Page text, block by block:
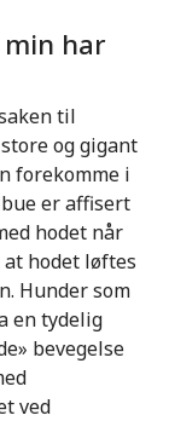
min har
til
og gigant
forekomme i
er affisert
hodet når
hodet løftes
Hunder som
en tydelig
bevegelse
ved